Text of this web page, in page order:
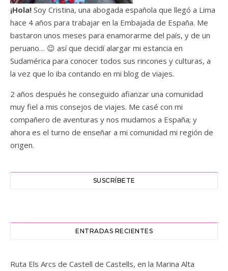
¡Hola! Soy Cristina, una abogada española que llegó a Lima
hace 4 años para trabajar en la Embajada de España. Me
bastaron unos meses para enamorarme del país, y de un
peruano… 😉 así que decidí alargar mi estancia en
Sudamérica para conocer todos sus rincones y culturas, a
la vez que lo iba contando en mi blog de viajes.
2 años después he conseguido afianzar una comunidad
muy fiel a mis consejos de viajes. Me casé con mi
compañero de aventuras y nos mudamos a España; y
ahora es el turno de enseñar a mi comunidad mi región de
origen.
SUSCRÍBETE
ENTRADAS RECIENTES
Ruta Els Arcs de Castell de Castells, en la Marina Alta